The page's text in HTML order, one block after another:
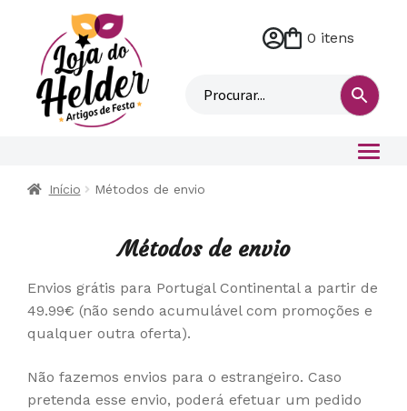
M
a
0 itens
Início Métodos de envio
Métodos de envio
Envios grátis para Portugal Continental a partir de
49.99€ (não sendo acumulável com promoções e
qualquer outra oferta).
Não fazemos envios para o estrangeiro. Caso
pretenda esse envio, poderá efetuar um pedido